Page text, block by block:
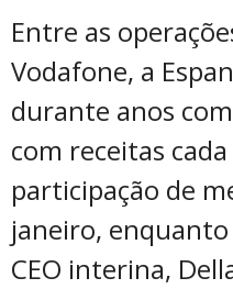
Entre as
Vodafone, a
durante anos
com receitas
participação de
janeiro,
CEO interina,